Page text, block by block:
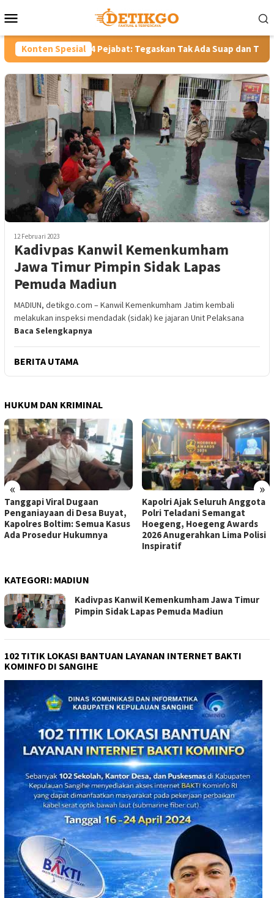
ke
Mobile
Konten Spesial
114 Pejabat: Tegaskan Tak Ada Suap dan Titip Jabatan
12 Februari 2023
Kadivpas Kanwil Kemenkumham
Jawa Timur Pimpin Sidak Lapas
Pemuda Madiun
MADIUN, detikgo.com – Kanwil Kemenkumham Jatim kembali
melakukan inspeksi mendadak (sidak) ke jajaran Unit Pelaksana
Baca Selengkapnya
BERITA UTAMA
HUKUM DAN KRIMINAL
« »
Tanggapi Viral Dugaan
Penganiayaan di Desa Buyat,
Kapolres Boltim: Semua Kasus
Ada Prosedur Hukumnya
Kapolri Ajak Seluruh Anggota
Polri Teladani Semangat
Hoegeng, Hoegeng Awards
2026 Anugerahkan Lima Polisi
Inspiratif
KATEGORI: MADIUN
Kadivpas Kanwil Kemenkumham Jawa Timur
Pimpin Sidak Lapas Pemuda Madiun
102 TITIK LOKASI BANTUAN LAYANAN INTERNET BAKTI
KOMINFO DI SANGIHE